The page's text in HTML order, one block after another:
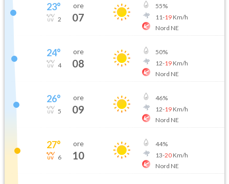
23°
2
ore
07
55%
11-19Km/h
Nord NE
24°
4
ore
08
50%
12-19Km/h
Nord NE
26°
5
ore
09
46%
12-19Km/h
Nord NE
27°
6
ore
10
44%
13-20Km/h
Nord NE